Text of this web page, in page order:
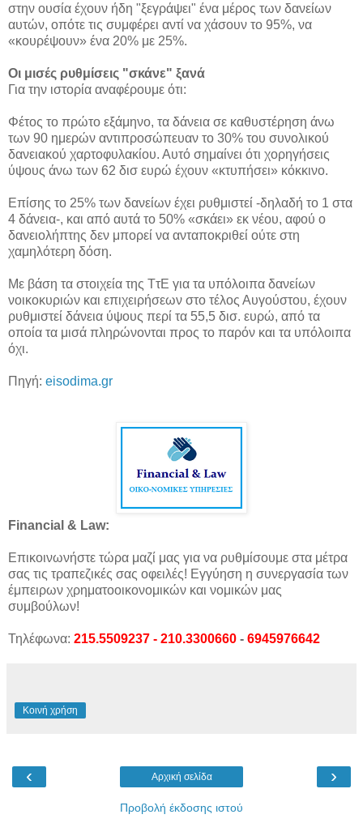
στην ουσία έχουν ήδη "ξεγράψει" ένα μέρος των δανείων
αυτών, οπότε τις συμφέρει αντί να χάσουν το 95%, να
«κουρέψουν» ένα 20% με 25%.
Οι μισές ρυθμίσεις "σκάνε" ξανά
Για την ιστορία αναφέρουμε ότι:
Φέτος το πρώτο εξάμηνο, τα δάνεια σε καθυστέρηση άνω
των 90 ημερών αντιπροσώπευαν το 30% του συνολικού
δανειακού χαρτοφυλακίου. Αυτό σημαίνει ότι χορηγήσεις
ύψους άνω των 62 δισ ευρώ έχουν «κτυπήσει» κόκκινο.
Επίσης το 25% των δανείων έχει ρυθμιστεί -δηλαδή το 1 στα
4 δάνεια-, και από αυτά το 50% «σκάει» εκ νέου, αφού ο
δανειολήπτης δεν μπορεί να ανταποκριθεί ούτε στη
χαμηλότερη δόση.
Με βάση τα στοιχεία της ΤτΕ για τα υπόλοιπα δανείων
νοικοκυριών και επιχειρήσεων στο τέλος Αυγούστου, έχουν
ρυθμιστεί δάνεια ύψους περί τα 55,5 δισ. ευρώ, από τα
οποία τα μισά πληρώνονται προς το παρόν και τα υπόλοιπα
όχι.
Πηγή: eisodima.gr
Financial & Law:
Επικοινωνήστε τώρα μαζί μας για να ρυθμίσουμε στα μέτρα
σας τις τραπεζικές σας οφειλές! Εγγύηση η συνεργασία των
έμπειρων χρηματοοικονομικών και νομικών μας
συμβούλων!
Τηλέφωνα: 215.5509237 - 210.3300660 - 6945976642
Κοινή χρήση
‹ ›
Αρχική σελίδα
Προβολή έκδοσης ιστού